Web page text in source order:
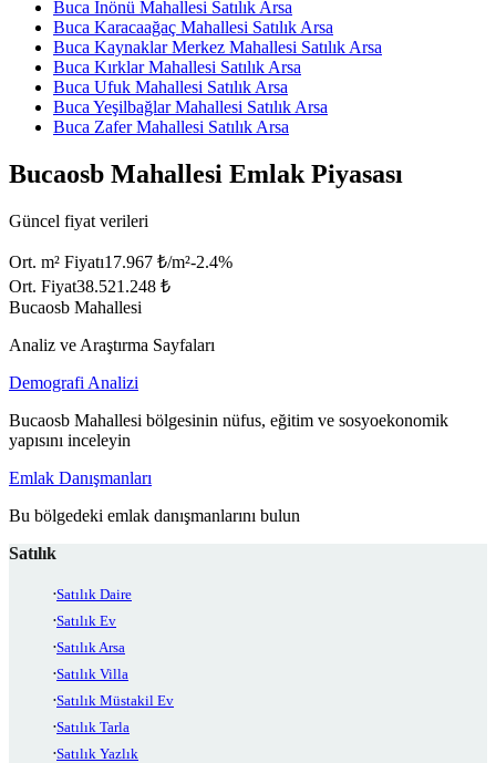
Buca İnönü Mahallesi Satılık Arsa
Buca Karacaağaç Mahallesi Satılık Arsa
Buca Kaynaklar Merkez Mahallesi Satılık Arsa
Buca Kırklar Mahallesi Satılık Arsa
Buca Ufuk Mahallesi Satılık Arsa
Buca Yeşilbağlar Mahallesi Satılık Arsa
Buca Zafer Mahallesi Satılık Arsa
Bucaosb Mahallesi Emlak Piyasası
Güncel fiyat verileri
Ort. m² Fiyatı17.967 ₺/m²-2.4%
Ort. Fiyat38.521.248 ₺
Bucaosb Mahallesi
Analiz ve Araştırma Sayfaları
Demografi Analizi
Bucaosb Mahallesi bölgesinin nüfus, eğitim ve sosyoekonomik
yapısını inceleyin
Emlak Danışmanları
Bu bölgedeki emlak danışmanlarını bulun
Satılık
Satılık Daire
Satılık Ev
Satılık Arsa
Satılık Villa
Satılık Müstakil Ev
Satılık Tarla
Satılık Yazlık